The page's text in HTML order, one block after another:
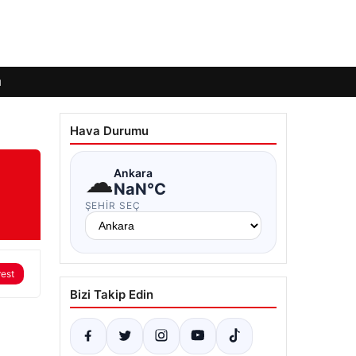
Hava Durumu
☁Ankara
NaN°C
ŞEHIR SEÇ
Bizi Takip Edin